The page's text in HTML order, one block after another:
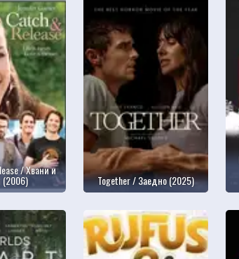
/ Хвани и
(2006) Together / Заедно (2025)